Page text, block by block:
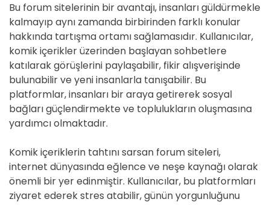
Bu forum sitelerinin bir avantajı, insanları güldürmekle
kalmayıp aynı zamanda birbirinden farklı konular
hakkında tartışma ortamı sağlamasıdır. Kullanıcılar,
komik içerikler üzerinden başlayan sohbetlere
katılarak görüşlerini paylaşabilir, fikir alışverişinde
bulunabilir ve yeni insanlarla tanışabilir. Bu
platformlar, insanları bir araya getirerek sosyal
bağları güçlendirmekte ve toplulukların oluşmasına
yardımcı olmaktadır.
Komik içeriklerin tahtını sarsan forum siteleri,
internet dünyasında eğlence ve neşe kaynağı olarak
önemli bir yer edinmiştir. Kullanıcılar, bu platformları
ziyaret ederek stres atabilir, günün yorgunluğunu